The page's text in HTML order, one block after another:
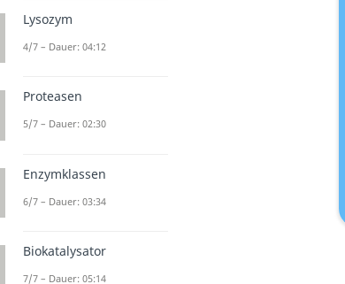
Lysozym
4/7 – Dauer: 04:12
Proteasen
5/7 – Dauer: 02:30
Enzymklassen
6/7 – Dauer: 03:34
Biokatalysator
7/7 – Dauer: 05:14